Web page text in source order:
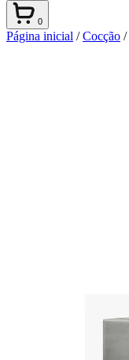
0
Página inicial /Cocção /